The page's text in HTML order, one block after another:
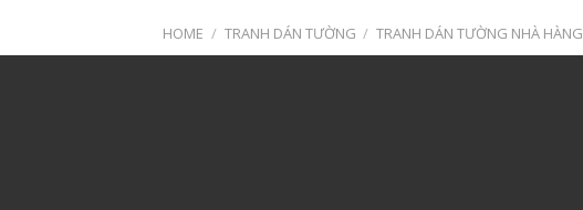
HOME / TRANH DÁN TƯỜNG / TRANH DÁN TƯỜNG NHÀ HÀNG